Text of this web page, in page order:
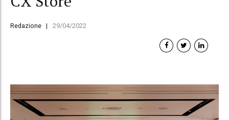
Redazione 29/04/2022